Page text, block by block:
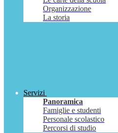
Organizzazione
La storia
Servizi
Panoramica
Famiglie e studenti
Personale scolastico
Percorsi di studio